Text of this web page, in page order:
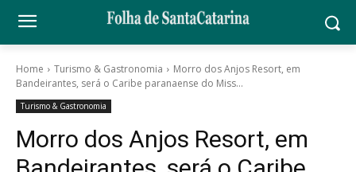
Home Turismo & Gastronomia
Morro dos Anjos Resort, em
Bandeirantes, será o Caribe paranaense do Miss...
Turismo & Gastronomia
Morro dos Anjos Resort, em